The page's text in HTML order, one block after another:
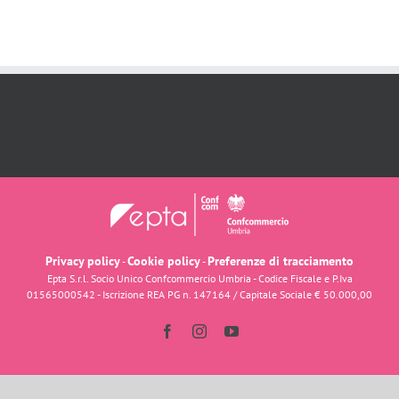
Privacy policy-Cookie policy-Preferenze di tracciamento
Epta S.r.l. Socio Unico Confcommercio Umbria - Codice Fiscale e P.Iva
01565000542 - Iscrizione REA PG n. 147164 / Capitale Sociale € 50.000,00
FacebookInstagramYouTube